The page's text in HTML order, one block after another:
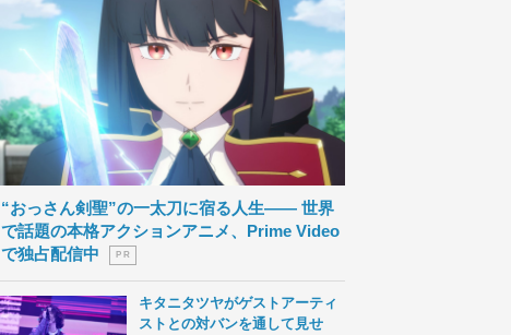
“おっさん剣聖”の一太刀に宿る人生―― 世界
で話題の本格アクションアニメ、Prime Video
で独占配信中
P R
キタニタツヤがゲストアーティ
ストとの対バンを通して見せ